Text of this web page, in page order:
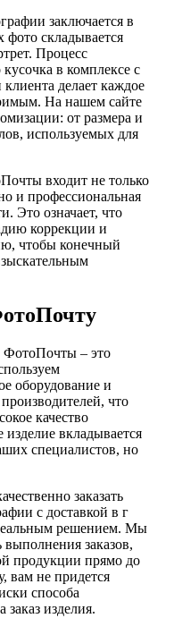
заключается в
фото складывается
Процесс
в комплексе с
делает каждое
На нашем сайте
от размера и
используемых для
входит не только
и профессиональная
Это означает, что
коррекции и
чтобы конечный
– это
оборудование и
что
качество
вкладывается
специалистов, но
заказать
с доставкой в г
решением. Мы
выполнения заказов,
продукции прямо до
вам не придется
способа
изделия.